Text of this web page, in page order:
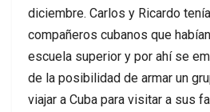
diciembre. Carlos y Ricardo
compañeros cubanos que
escuela superior y por ahí se
de la posibilidad de armar un
viajar a Cuba para visitar a sus